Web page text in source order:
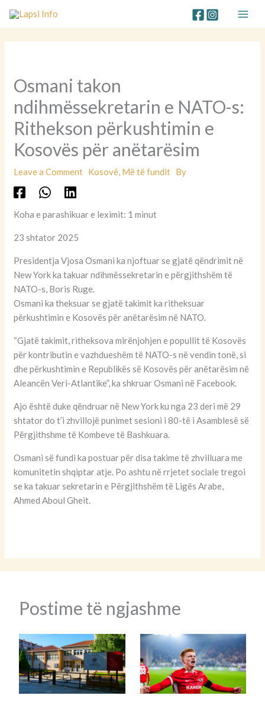
Osmani takon
ndihmëssekretarin e NATO-s:
Rithekson përkushtimin e
Kosovës për anëtarësim
Leave a Comment Kosovë, Më të fundit By
Koha e parashikuar e leximit: 1 minut
23 shtator 2025
Presidentja Vjosa Osmani ka njoftuar se gjatë qëndrimit në
New York ka takuar ndihmëssekretarin e përgjithshëm të
NATO-s, Boris Ruge.
Osmani ka theksuar se gjatë takimit ka ritheksuar
përkushtimin e Kosovës për anëtarësim në NATO.
“Gjatë takimit, ritheksova mirënjohjen e popullit të Kosovës
për kontributin e vazhdueshëm të NATO-s në vendin tonë, si
dhe përkushtimin e Republikës së Kosovës për anëtarësim në
Aleancën Veri-Atlantike”, ka shkruar Osmani në Facebook.
Ajo është duke qëndruar në New York ku nga 23 deri më 29
shtator do t’i zhvillojë punimet sesioni i 80-të i Asamblesë së
Përgjithshme të Kombeve të Bashkuara.
Osmani së fundi ka postuar për disa takime të zhvilluara me
komunitetin shqiptar atje. Po ashtu në rrjetet sociale tregoi
se ka takuar sekretarin e Përgjithshëm të Ligës Arabe,
Ahmed Aboul Gheit.
Postime të ngjashme